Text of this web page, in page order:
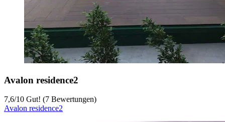
Avalon residence2
7,6/10 Gut! (7 Bewertungen)
Avalon residence2